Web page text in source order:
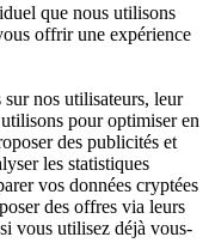
que nous utilisons
offrir une expérience
nos utilisateurs, leur
pour optimiser en
des publicités et
les statistiques
vos données cryptées
des offres via leurs
vous utilisez déjà vous-